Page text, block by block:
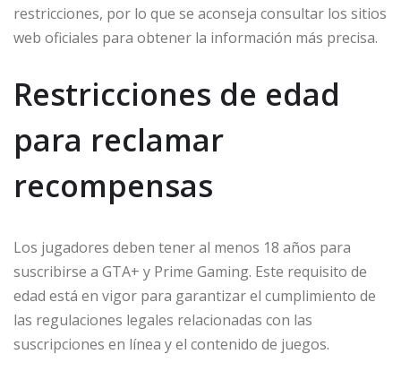
restricciones, por lo que se aconseja consultar los sitios
web oficiales para obtener la información más precisa.
Restricciones de edad
para reclamar
recompensas
Los jugadores deben tener al menos 18 años para
suscribirse a GTA+ y Prime Gaming. Este requisito de
edad está en vigor para garantizar el cumplimiento de
las regulaciones legales relacionadas con las
suscripciones en línea y el contenido de juegos.